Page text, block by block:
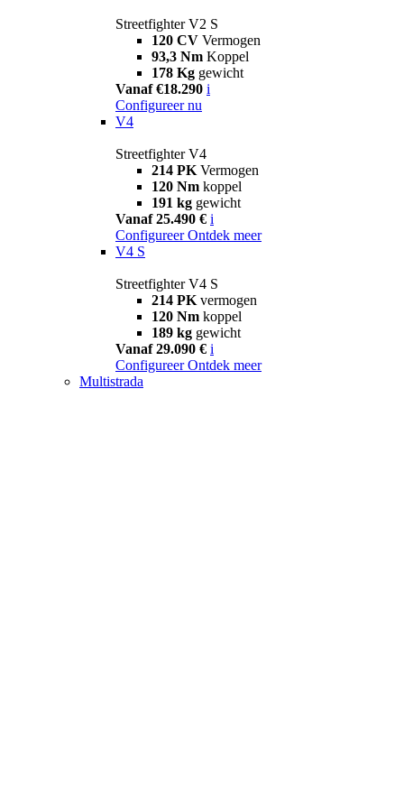
Streetfighter V2 S
120 CV Vermogen
93,3 Nm Koppel
178 Kg gewicht
Vanaf €18.290 i
Configureer nu
V4
Streetfighter V4
214 PK Vermogen
120 Nm koppel
191 kg gewicht
Vanaf 25.490 € i
Configureer Ontdek meer
V4 S
Streetfighter V4 S
214 PK vermogen
120 Nm koppel
189 kg gewicht
Vanaf 29.090 € i
Configureer Ontdek meer
Multistrada